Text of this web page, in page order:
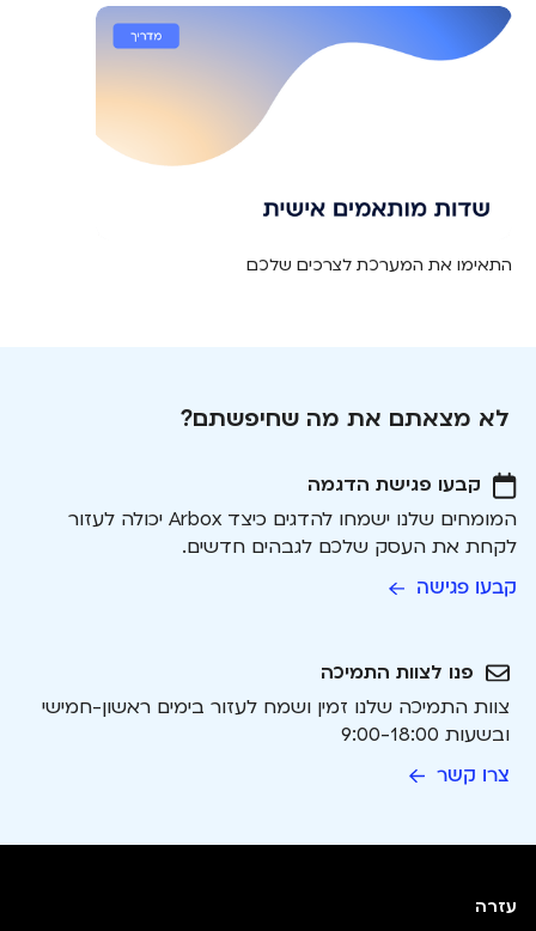
התאימו את המערכת לצרכים שלכם
לא מצאתם את מה שחיפשתם?
קבעו פגישת הדגמה
המומחים שלנו ישמחו להדגים כיצד Arbox יכולה לעזור
לקחת את העסק שלכם לגבהים חדשים.
קבעו פגישה
פנו לצוות התמיכה
צוות התמיכה שלנו זמין ושמח לעזור בימים ראשון-חמישי
ובשעות 9:00-18:00
צרו קשר
עזרה